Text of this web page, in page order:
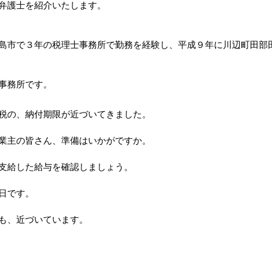
士を紹介いたします。
で３年の税理士事務所で勤務を経験し、平成９年に川辺町田
務所です。
の、納付期限が近づいてきました。
主の皆さん、準備はいかがですか。
した給与を確認しましょう。
す。
近づいています。